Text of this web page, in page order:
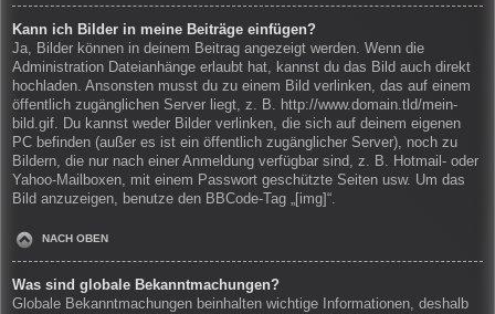
Kann ich Bilder in meine Beiträge einfügen?
Ja, Bilder können in deinem Beitrag angezeigt werden. Wenn die
Administration Dateianhänge erlaubt hat, kannst du das Bild auch direkt
hochladen. Ansonsten musst du zu einem Bild verlinken, das auf einem
öffentlich zugänglichen Server liegt, z. B. http://www.domain.tld/mein-
bild.gif. Du kannst weder Bilder verlinken, die sich auf deinem eigenen
PC befinden (außer es ist ein öffentlich zugänglicher Server), noch zu
Bildern, die nur nach einer Anmeldung verfügbar sind, z. B. Hotmail- oder
Yahoo-Mailboxen, mit einem Passwort geschützte Seiten usw. Um das
Bild anzuzeigen, benutze den BBCode-Tag „[img]“.
NACH OBEN
Was sind globale Bekanntmachungen?
Globale Bekanntmachungen beinhalten wichtige Informationen, deshalb